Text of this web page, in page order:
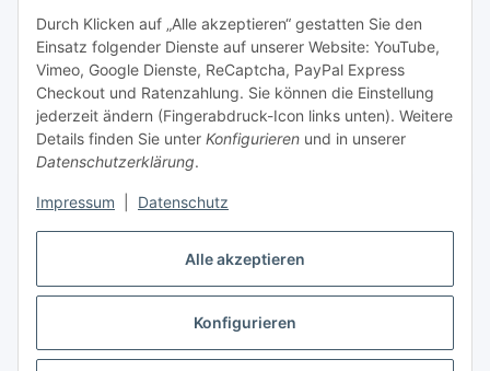
Alle akzeptieren
Konfigurieren
Durch Klicken auf „Alle akzeptieren“ gestatten Sie den
Einsatz folgender Dienste auf unserer Website: YouTube,
Vimeo, Google Dienste, ReCaptcha, PayPal Express
Checkout und Ratenzahlung. Sie können die Einstellung
jederzeit ändern (Fingerabdruck-Icon links unten). Weitere
Details finden Sie unter Konfigurieren und in unserer
Datenschutzerklärung.
Impressum Datenschutz
Unsere Seiten
Social Media
Vertrag widerrufen
* Alle Preise inkl. gesetzlicher USt., ** siehe Lieferbedingungen, zzgl.
Versand